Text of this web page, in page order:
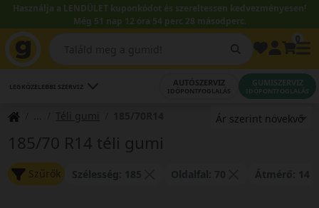
Használja a LENDÜLET kuponkódot és szereltessen kedvezményesen!
Még 51 nap 12 óra 54 perc 27 másodperc.
LEGKÖZELEBBI SZERVIZ AUTÓSZERVIZ
IDŐPONTFOGLALÁS
GUMISZERVIZ
IDŐPONTFOGLALÁS
Téli gumi
185/70 R14 téli gumi
Szűrők